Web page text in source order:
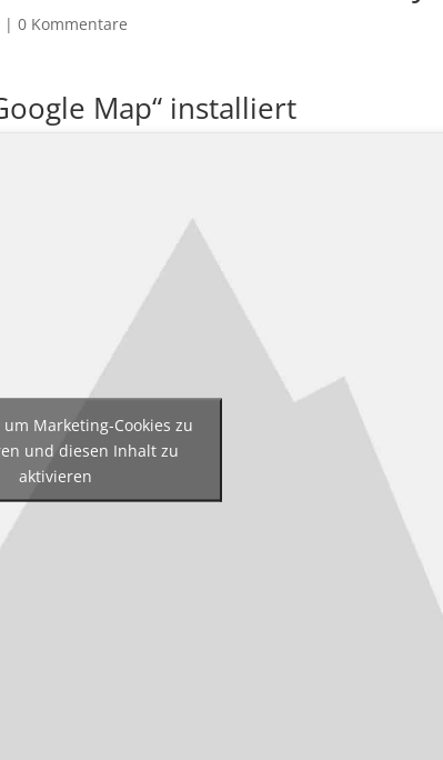
|0 Kommentare
Map“ installiert
Marketing-Cookies zu
und diesen Inhalt zu
aktivieren